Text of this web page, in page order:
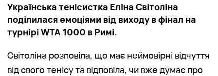
Українська тенісистка Еліна Світоліна
поділилася емоціями від виходу в фінал на
турнірі WTA 1000 в Римі.
Світоліна розповіла, що має неймовірні відчуття
від свого тенісу та відповіла, чи вже думає про